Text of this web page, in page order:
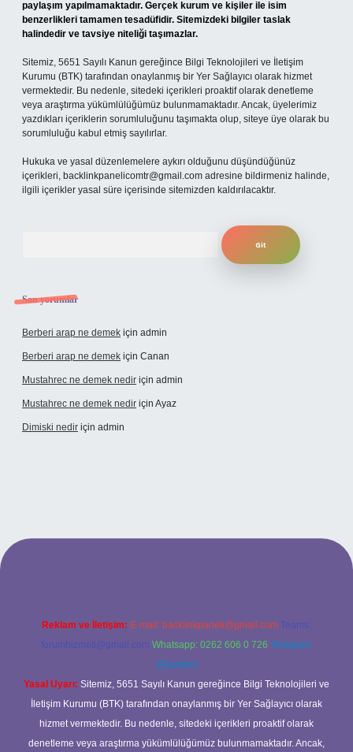
paylaşım yapılmamaktadır. Gerçek kurum ve kişiler ile isim
benzerlikleri tamamen tesadüfidir. Sitemizdeki bilgiler taslak
halindedir ve tavsiye niteliği taşımazlar.
Sitemiz, 5651 Sayılı Kanun gereğince Bilgi Teknolojileri ve İletişim
Kurumu (BTK) tarafından onaylanmış bir Yer Sağlayıcı olarak hizmet
vermektedir. Bu nedenle, sitedeki içerikleri proaktif olarak denetleme
veya araştırma yükümlülüğümüz bulunmamaktadır. Ancak, üyelerimiz
yazdıkları içeriklerin sorumluluğunu taşımakta olup, siteye üye olarak bu
sorumluluğu kabul etmiş sayılırlar.
Hukuka ve yasal düzenlemelere aykırı olduğunu düşündüğünüz
içerikleri, backlinkpanelicomtr@gmail.com adresine bildirmeniz halinde,
ilgili içerikler yasal süre içerisinde sitemizden kaldırılacaktır.
Son yorumlar
Berberi arap ne demek için admin
Berberi arap ne demek için Canan
Mustahrec ne demek nedir için admin
Mustahrec ne demek nedir için Ayaz
Dimiski nedir için admin
tulipbett.net/
Reklam ve İletişim: E-mail: backlinkpaneli@gmail.com Teams:
forumhizmeti@gmail.com Whatsapp: 0262 606 0 726 Telegram:
@karabul
Yasal Uyarı: Sitemiz, 5651 Sayılı Kanun gereğince Bilgi Teknolojileri ve
İletişim Kurumu (BTK) tarafından onaylanmış bir Yer Sağlayıcı olarak
hizmet vermektedir. Bu nedenle, sitedeki içerikleri proaktif olarak
denetleme veya araştırma yükümlülüğümüz bulunmamaktadır. Ancak,